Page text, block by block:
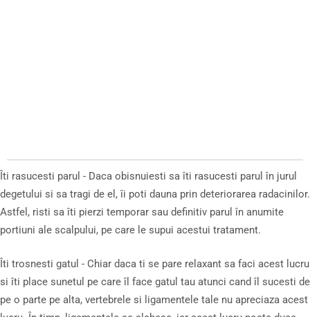
Îti rasucesti parul - Daca obisnuiesti sa îti rasucesti parul în jurul
degetului si sa tragi de el, îi poti dauna prin deteriorarea radacinilor.
Astfel, risti sa îti pierzi temporar sau definitiv parul în anumite
portiuni ale scalpului, pe care le supui acestui tratament.
Îti trosnesti gatul - Chiar daca ti se pare relaxant sa faci acest lucru
si îti place sunetul pe care îl face gatul tau atunci cand îl sucesti de
pe o parte pe alta, vertebrele si ligamentele tale nu apreciaza acest